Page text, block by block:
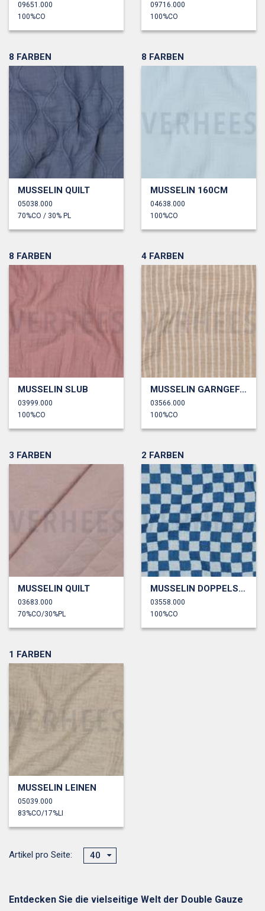
09651.000
100%CO
09716.000
100%CO
8 FARBEN
MUSSELIN QUILT
05038.000
70%CO / 30% PL
8 FARBEN
MUSSELIN 160CM
04638.000
100%CO
8 FARBEN
MUSSELIN SLUB
03999.000
100%CO
4 FARBEN
MUSSELIN GARNGEFÄRBT STREIFEN
03566.000
100%CO
3 FARBEN
MUSSELIN QUILT
03683.000
70%CO/30%PL
2 FARBEN
MUSSELIN DOPPELSEITIG KAROS
03558.000
100%CO
1 FARBEN
MUSSELIN LEINEN
05039.000
83%CO/17%LI
Artikel pro Seite: 40
Entdecken Sie die vielseitige Welt der Double Gauze